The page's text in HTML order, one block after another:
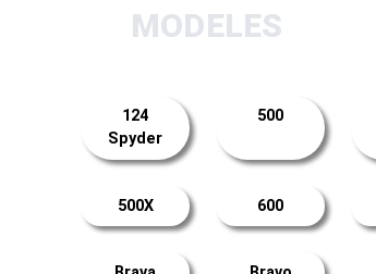
MODELES
124
Spyder
500
500X 600